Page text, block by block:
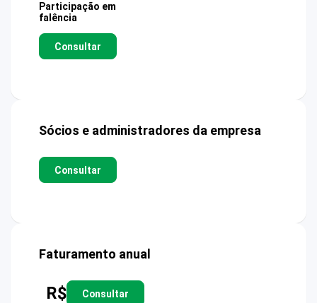
Participação em
falência
Consultar
Sócios e administradores da empresa
Consultar
Faturamento anual
R$ Consultar